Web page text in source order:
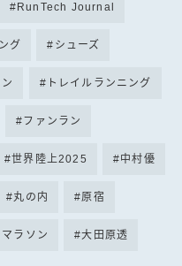
RunTech Journal
グ シューズ
トレイルランニング
ファンラン
世界陸上2025 中村優
丸の内 原宿
ラソン 大田原透